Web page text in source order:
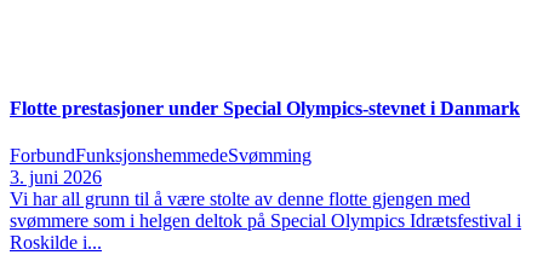
Flotte prestasjoner under Special Olympics‑stevnet i Danmark
ForbundFunksjonshemmedeSvømming
3. juni 2026
Vi har all grunn til å være stolte av denne flotte gjengen med
svømmere som i helgen deltok på Special Olympics Idrætsfestival i
Roskilde i...